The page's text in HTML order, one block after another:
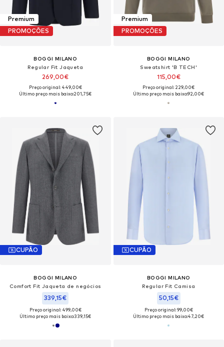
Premium
PROMOÇÕES
BOGGI MILANO
Regular Fit Jaqueta
269,00€
Preço original: 449,00€
Último preço mais baixo:201,75€
Premium
PROMOÇÕES
BOGGI MILANO
Sweatshirt 'B TECH'
115,00€
Preço original: 229,00€
Último preço mais baixo:92,00€
CUPÃO
BOGGI MILANO
Comfort Fit Jaqueta de negócios
339,15€
Preço original: 499,00€
Último preço mais baixo:339,15€
CUPÃO
BOGGI MILANO
Regular Fit Camisa
50,15€
Preço original: 99,00€
Último preço mais baixo:47,20€